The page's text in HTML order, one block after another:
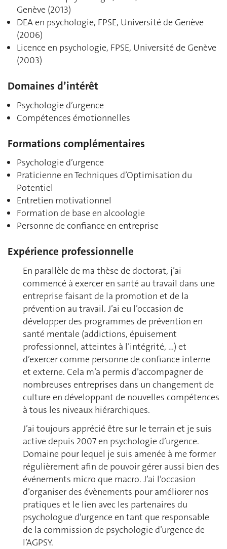
Genève (2013)
DEA en psychologie, FPSE, Université de Genève
(2006)
Licence en psychologie, FPSE, Université de Genève
(2003)
Domaines d’intérêt
Psychologie d’urgence
Compétences émotionnelles
Formations complémentaires
Psychologie d’urgence
Praticienne en Techniques d’Optimisation du
Potentiel
Entretien motivationnel
Formation de base en alcoologie
Personne de confiance en entreprise
Expérience professionnelle
En parallèle de ma thèse de doctorat, j’ai
commencé à exercer en santé au travail dans une
entreprise faisant de la promotion et de la
prévention au travail. J’ai eu l’occasion de
développer des programmes de prévention en
santé mentale (addictions, épuisement
professionnel, atteintes à l’intégrité, …) et
d’exercer comme personne de confiance interne
et externe. Cela m’a permis d’accompagner de
nombreuses entreprises dans un changement de
culture en développant de nouvelles compétences
à tous les niveaux hiérarchiques.
J’ai toujours apprécié être sur le terrain et je suis
active depuis 2007 en psychologie d’urgence.
Domaine pour lequel je suis amenée à me former
régulièrement afin de pouvoir gérer aussi bien des
événements micro que macro. J’ai l’occasion
d’organiser des évènements pour améliorer nos
pratiques et le lien avec les partenaires du
psychologue d’urgence en tant que responsable
de la commission de psychologie d’urgence de
l’AGPSY.